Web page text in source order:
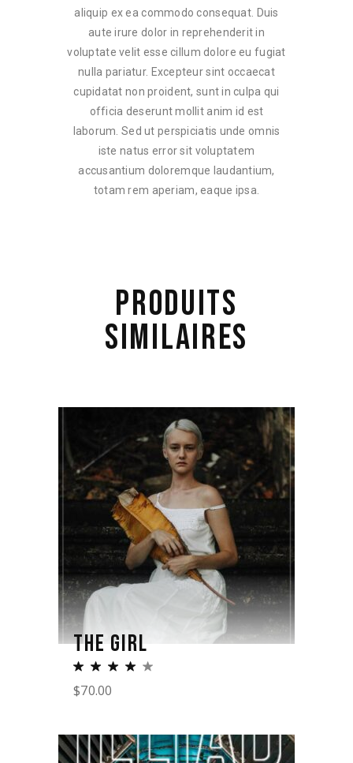
aliquip ex ea commodo consequat. Duis
aute irure dolor in reprehenderit in
voluptate velit esse cillum dolore eu fugiat
nulla pariatur. Excepteur sint occaecat
cupidatat non proident, sunt in culpa qui
officia deserunt mollit anim id est
laborum. Sed ut perspiciatis unde omnis
iste natus error sit voluptatem
accusantium doloremque laudantium,
totam rem aperiam, eaque ipsa.
PRODUITS
SIMILAIRES
THE GIRL
$70.00